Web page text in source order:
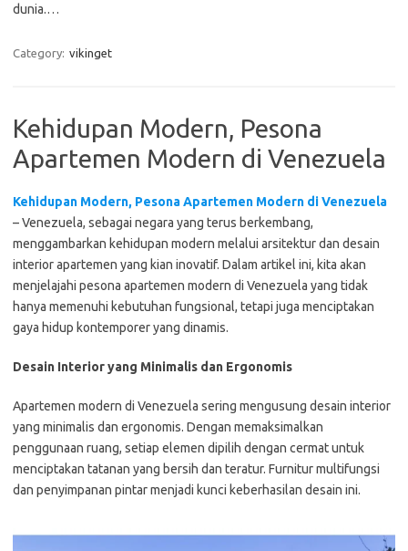
dunia.…
Category: vikinget
Kehidupan Modern, Pesona
Apartemen Modern di Venezuela
Kehidupan Modern, Pesona Apartemen Modern di Venezuela
– Venezuela, sebagai negara yang terus berkembang,
menggambarkan kehidupan modern melalui arsitektur dan desain
interior apartemen yang kian inovatif. Dalam artikel ini, kita akan
menjelajahi pesona apartemen modern di Venezuela yang tidak
hanya memenuhi kebutuhan fungsional, tetapi juga menciptakan
gaya hidup kontemporer yang dinamis.
Desain Interior yang Minimalis dan Ergonomis
Apartemen modern di Venezuela sering mengusung desain interior
yang minimalis dan ergonomis. Dengan memaksimalkan
penggunaan ruang, setiap elemen dipilih dengan cermat untuk
menciptakan tatanan yang bersih dan teratur. Furnitur multifungsi
dan penyimpanan pintar menjadi kunci keberhasilan desain ini.